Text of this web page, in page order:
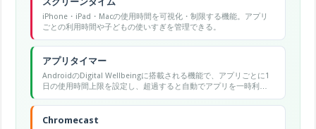
iPhone・iPad・Macの使用時間を可視化・制限する機能。アプリ
ごとの利用時間や子どもの使いすぎを管理できる。
アプリタイマー
AndroidのDigital Wellbeingに搭載される機能で、アプリごとに1
日の使用時間上限を設定し、超過すると自動でアプリを一時利用
不可にします。
Chromecast